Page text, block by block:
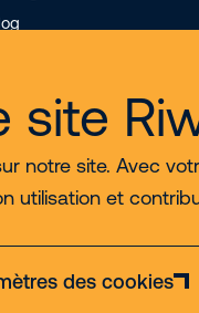
site
notre site. Avec
utilisation et
des cookies